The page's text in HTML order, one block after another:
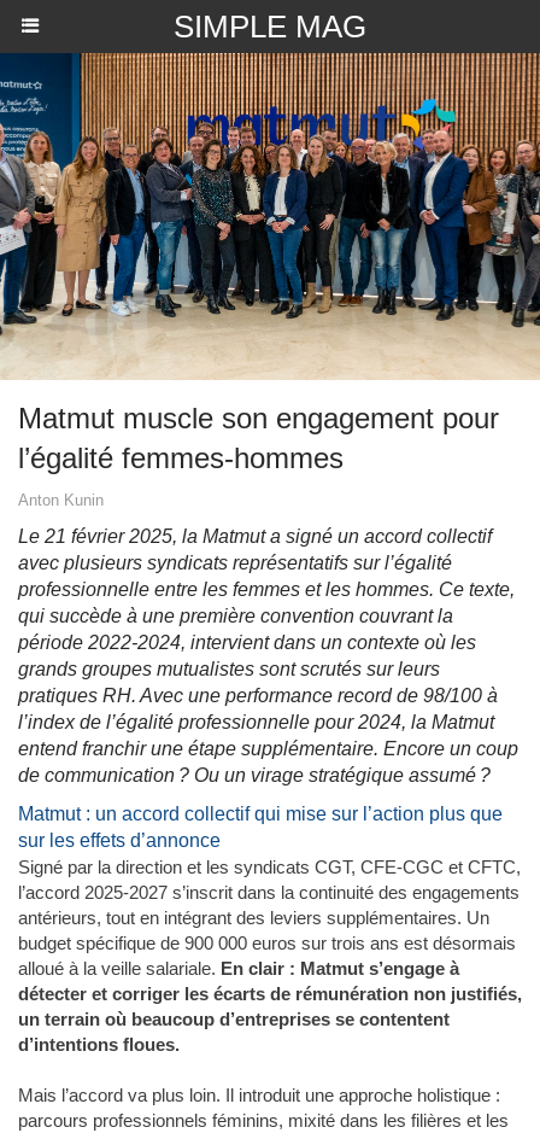
SIMPLE MAG
Matmut muscle son engagement pour
l’égalité femmes-hommes
Anton Kunin
Le 21 février 2025, la Matmut a signé un accord collectif
avec plusieurs syndicats représentatifs sur l’égalité
professionnelle entre les femmes et les hommes. Ce texte,
qui succède à une première convention couvrant la
période 2022-2024, intervient dans un contexte où les
grands groupes mutualistes sont scrutés sur leurs
pratiques RH. Avec une performance record de 98/100 à
l’index de l’égalité professionnelle pour 2024, la Matmut
entend franchir une étape supplémentaire. Encore un coup
de communication ? Ou un virage stratégique assumé ?
Matmut : un accord collectif qui mise sur l’action plus que
sur les effets d’annonce
Signé par la direction et les syndicats CGT, CFE-CGC et CFTC,
l’accord 2025-2027 s’inscrit dans la continuité des engagements
antérieurs, tout en intégrant des leviers supplémentaires. Un
budget spécifique de 900 000 euros sur trois ans est désormais
alloué à la veille salariale. En clair : Matmut s’engage à
détecter et corriger les écarts de rémunération non justifiés,
un terrain où beaucoup d’entreprises se contentent
d’intentions floues.
Mais l’accord va plus loin. Il introduit une approche holistique :
parcours professionnels féminins, mixité dans les filières et les